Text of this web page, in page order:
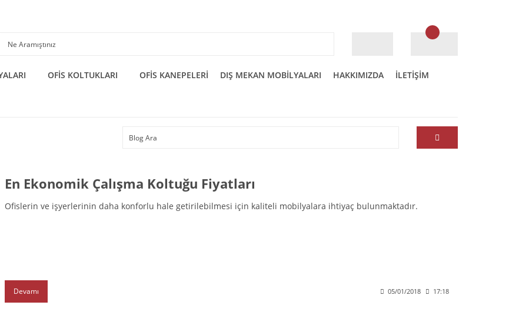
OFİS KOLTUKLARI OFİS KANEPELERİ DIŞ MEKAN MOBİLYALARI HAKKIMIZDA İLETİŞİM
En Ekonomik Çalışma Koltuğu Fiyatları
Ofislerin ve işyerlerinin daha konforlu hale getirilebilmesi için kaliteli mobilyalara ihtiyaç bulunmaktadır.
Devamı 05/01/2018 17:18